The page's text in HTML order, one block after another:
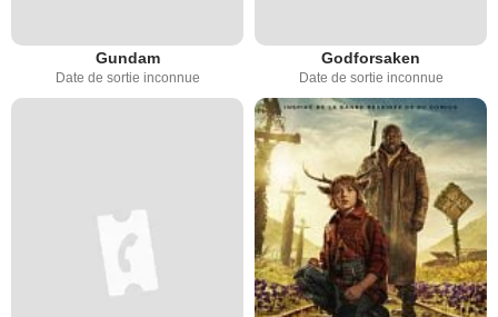
Gundam
Date de sortie inconnue
Godforsaken
Date de sortie inconnue